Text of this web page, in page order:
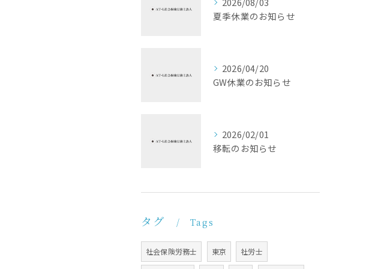
夏季休業のお知らせ
2026/04/20
GW休業のお知らせ
2026/02/01
移転のお知らせ
タグ Tags
社会保険労務士 東京 社労士